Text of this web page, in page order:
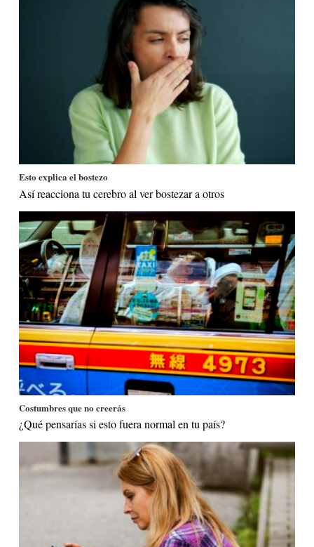
Esto explica el bostezo
Así reacciona tu cerebro al ver bostezar a otros
Costumbres que no creerás
¿Qué pensarías si esto fuera normal en tu país?